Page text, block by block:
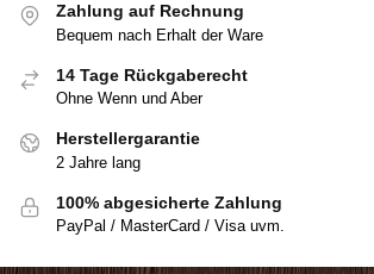
Zahlung auf Rechnung
Bequem nach Erhalt der Ware
14 Tage Rückgaberecht
Ohne Wenn und Aber
Herstellergarantie
2 Jahre lang
100% abgesicherte Zahlung
PayPal / MasterCard / Visa uvm.